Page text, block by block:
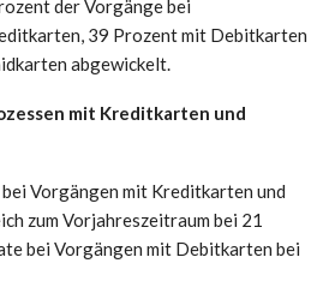
der Vorgänge bei
39 Prozent mit Debitkarten
abgewickelt.
mit Kreditkarten und
Vorgängen mit Kreditkarten und
zum Vorjahreszeitraum bei 21
bei Vorgängen mit Debitkarten bei